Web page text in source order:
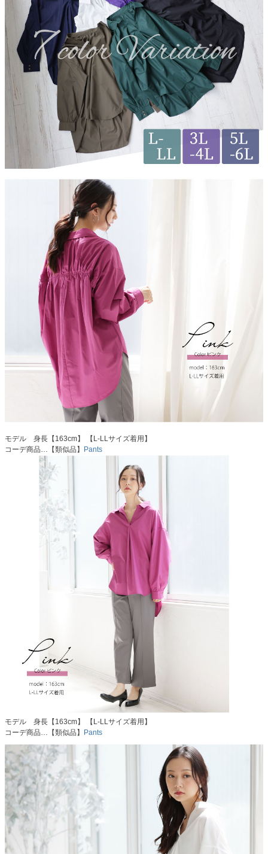
モデル 身長【163cm】 【L-LLサイズ着用】
コーデ商品…【類似品】
Pants
モデル 身長【163cm】 【L-LLサイズ着用】
コーデ商品…【類似品】
Pants